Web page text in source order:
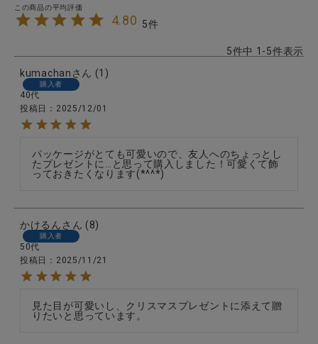
4.80 5
5件中 1 -5件表示
kumachan
1
購入者
40代
投稿日
2025/12/01
パッケージがとても可愛いので、友人へのちょっとし
たプレゼントに…と思って購入しました！可愛くて飾
っておきたくなります(*^^*)
かけるん 8
購入者
50代
投稿日
2025/11/21
見た目が可愛いし、クリスマスプレゼントに添えて贈
りたいと思っています。